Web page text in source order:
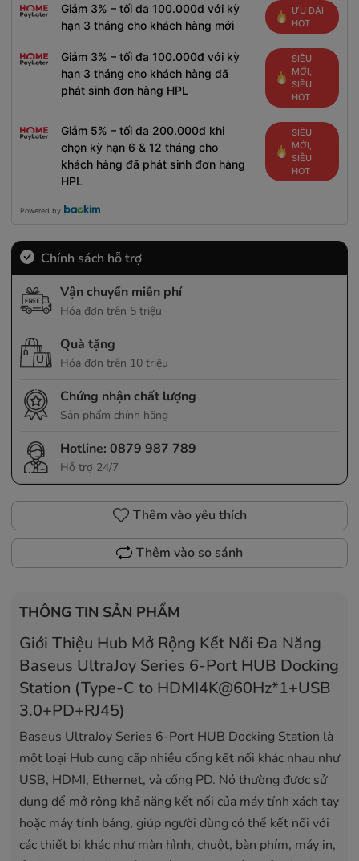
Giảm 3% – tối đa 100.000đ với kỳ
hạn 3 tháng cho khách hàng mới
ƯU ĐÃI
HOT
Giảm 3% – tối đa 100.000đ với kỳ
hạn 3 tháng cho khách hàng đã
phát sinh đơn hàng HPL
SIÊU
MỚI,
SIÊU
HOT
Giảm 5% – tối đa 200.000đ khi
chọn kỳ hạn 6 & 12 tháng cho
khách hàng đã phát sinh đơn hàng
HPL
SIÊU
MỚI,
SIÊU
HOT
Powered by
Chính sách hỗ trợ
Vận chuyển miễn phí
Hóa đơn trên 5 triệu
Quà tặng
Hóa đơn trên 10 triệu
Chứng nhận chất lượng
Sản phẩm chính hãng
Hotline: 0879 987 789
Hỗ trợ 24/7
Thêm vào yêu thích
Thêm vào so sánh
THÔNG TIN SẢN PHẨM
Giới Thiệu Hub Mở Rộng Kết Nối Đa Năng
Baseus UltraJoy Series 6-Port HUB Docking
Station (Type-C to HDMI4K@60Hz*1+USB
3.0+PD+RJ45)
Baseus UltraJoy Series 6-Port HUB Docking Station là
một loại Hub cung cấp nhiều cổng kết nối khác nhau như
USB, HDMI, Ethernet, và cổng PD. Nó thường được sử
dụng để mở rộng khả năng kết nối của máy tính xách tay
hoặc máy tính bảng, giúp người dùng có thể kết nối với
các thiết bị khác như màn hình, chuột, bàn phím, máy in,